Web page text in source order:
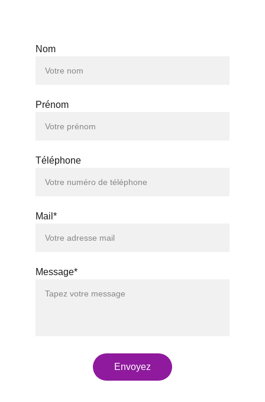
Nom
Prénom
Téléphone
Mail*
Message*
Envoyez